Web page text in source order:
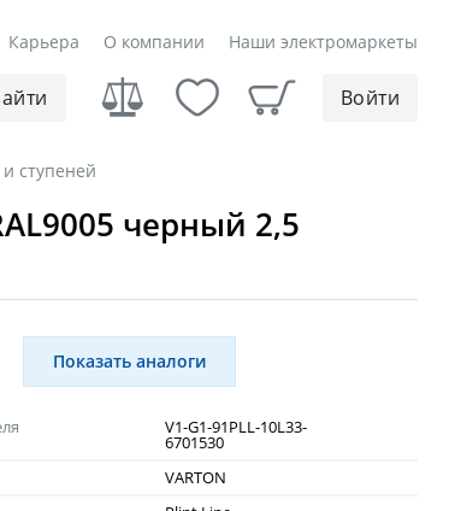
Карьера О компании Наши электромаркеты
Войти
ступеней
черный 2,5
Показать аналоги
V1-G1-91PLL-10L33-
6701530
VARTON